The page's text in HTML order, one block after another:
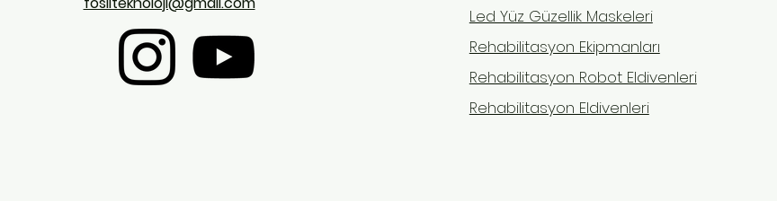
Led Yüz Güzellik Maskeleri
Rehabilitasyon Ekipmanları
Rehabilitasyon Robot Eldivenleri
Rehabilitasyon Eldivenleri